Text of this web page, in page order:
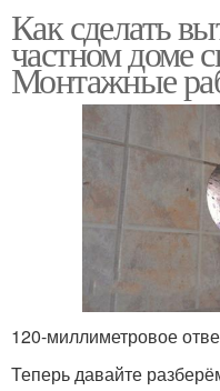
Как сделать
частном доме
Монтажные
120-миллиметровое
Теперь давайте